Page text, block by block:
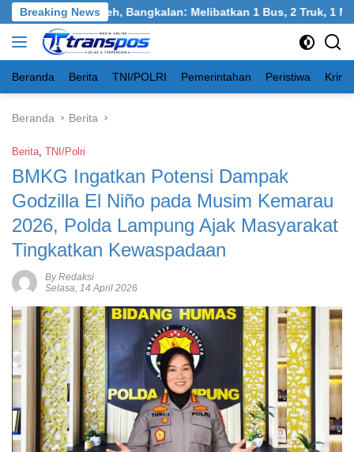
Langsung
ke
konten
Breaking News
Burneh, Bangkalan: Melibatkan 1 Bus, 2 Truk, 1 Mobil, 1
Beranda Berita TNI/POLRI Pemerintahan Peristiwa
Beranda Berita
Berita, TNI/Polri
BMKG Ingatkan Potensi Dampak
Godzilla El Niño pada Musim Kemarau
2026, Polda Lampung Ajak Masyarakat
Tingkatkan Kewaspadaan
By Redaksi
Selasa, 14 April 2026